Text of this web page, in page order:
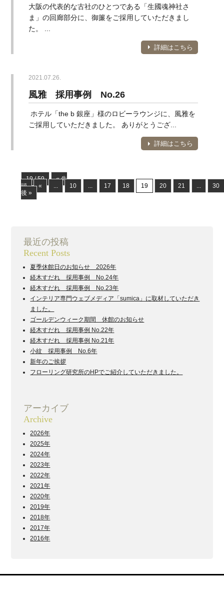
大阪の代表的な古社のひとつである「生國魂神社さ
ま」の回廊部分に、御簾をご採用していただきまし
た。 ...
詳細はこちら
2021.07.26.
風雅 採用事例 No.26
ホテル「the b 銀座」様のロビーラウンジに、風雅を
ご採用していただきました。 ありがとうござ...
詳細はこちら
19 / 59
« 先
頭
« ... 10 ... 17 18 19 20 21 ...
30
後 »
最近の投稿
Recent Posts
夏季休館日のお知らせ 2026年
経木すだれ 採用事例 No.24年
経木すだれ 採用事例 No.23年
インテリア専門ウェブメディア「sumica」に取材していただき
ました。
ゴールデンウィーク期間 休館のお知らせ
経木すだれ 採用事例 No.22年
経木すだれ 採用事例 No.21年
小紋 採用事例 No.6年
新年のご挨拶
フローリング研究所のHPでご紹介していただきました。
アーカイブ
Archive
2026年
2025年
2024年
2023年
2022年
2021年
2020年
2019年
2018年
2017年
2016年